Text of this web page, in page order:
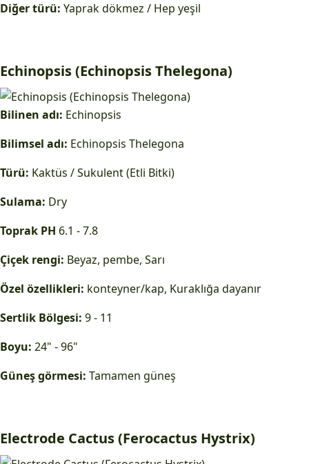
Diğer türü: Yaprak dökmez / Hep yeşil
Echinopsis (Echinopsis Thelegona)
Bilinen adı: Echinopsis
Bilimsel adı: Echinopsis Thelegona
Türü: Kaktüs / Sukulent (Etli Bitki)
Sulama: Dry
Toprak PH 6.1 - 7.8
Çiçek rengi: Beyaz, pembe, Sarı
Özel özellikleri: konteyner/kap, Kuraklığa dayanır
Sertlik Bölgesi: 9 - 11
Boyu: 24" - 96"
Güneş görmesi: Tamamen güneş
Electrode Cactus (Ferocactus Hystrix)